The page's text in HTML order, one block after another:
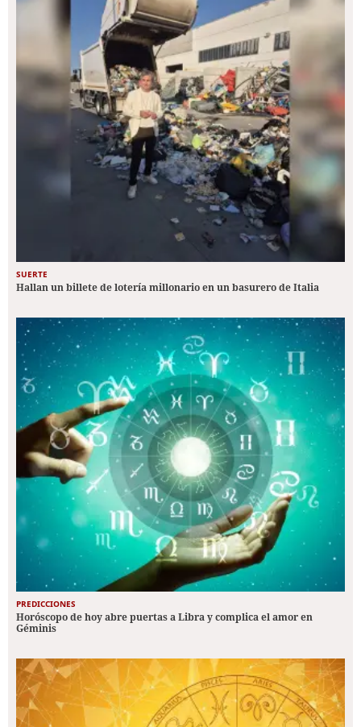
SUERTE
Hallan un billete de lotería millonario en un basurero de Italia
PREDICCIONES
Horóscopo de hoy abre puertas a Libra y complica el amor en
Géminis